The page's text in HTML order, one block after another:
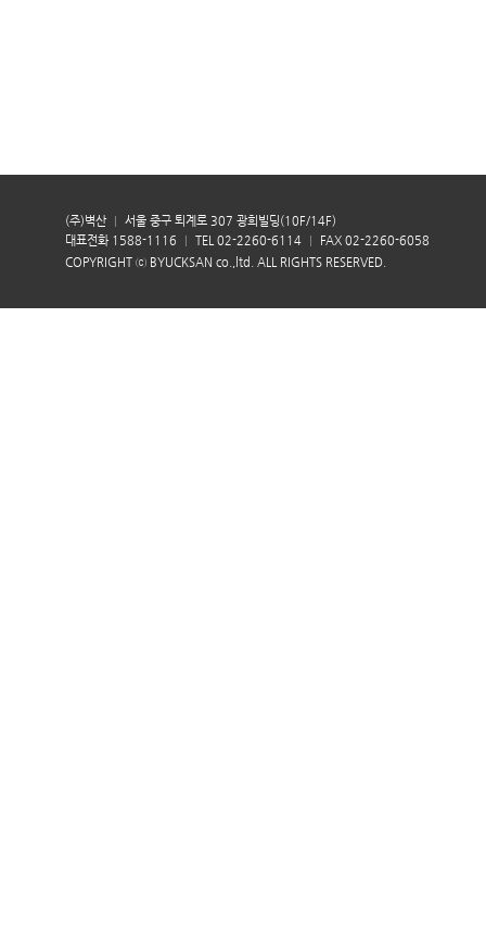
(주)벽산
서울 중구 퇴계로 307 광희빌딩(10F/14F)
대표전화 1588-1116
TEL 02-2260-6114
FAX 02-2260-6058
COPYRIGHT ⓒ BYUCKSAN co.,ltd. ALL RIGHTS RESERVED.